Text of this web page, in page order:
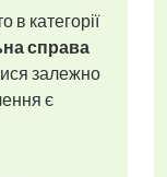
в категорії
справа
залежно
є